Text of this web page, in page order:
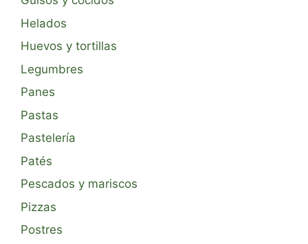
Helados
Huevos y tortillas
Legumbres
Panes
Pastas
Pastelería
Patés
Pescados y mariscos
Pizzas
Postres